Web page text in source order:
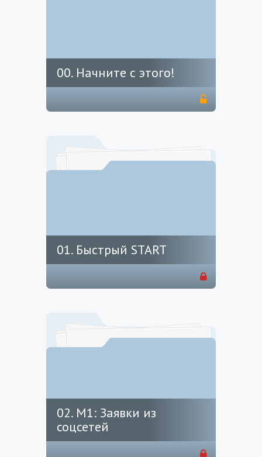
00. Начните с этого!
01. Быстрый START
02. М1: Заявки из
соцсетей